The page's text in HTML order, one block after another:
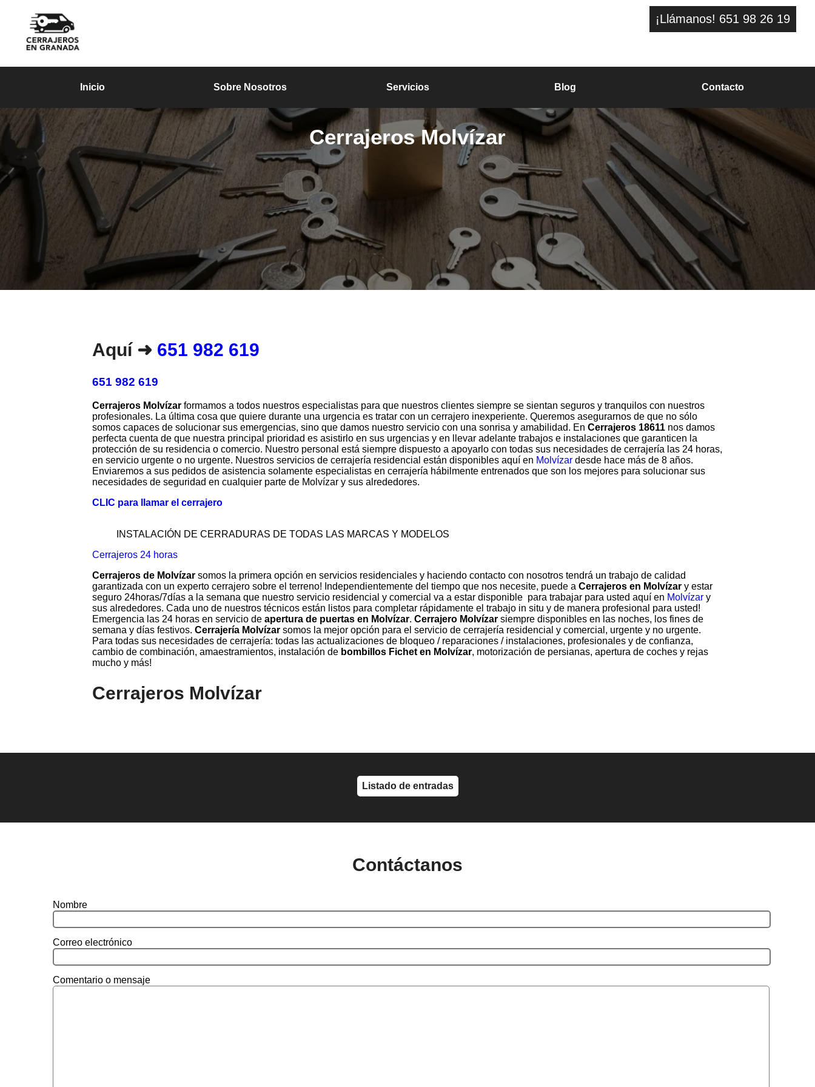
¡Llámanos! 651 98 26 19
Inicio Sobre Nosotros Servicios Blog Contacto
Cerrajeros Molvízar
Aquí ➜ 651 982 619
651 982 619
Cerrajeros Molvízar formamos a todos nuestros especialistas para que nuestros clientes siempre se sientan seguros y tranquilos con nuestros
profesionales. La última cosa que quiere durante una urgencia es tratar con un cerrajero inexperiente. Queremos asegurarnos de que no sólo
somos capaces de solucionar sus emergencias, sino que damos nuestro servicio con una sonrisa y amabilidad. En Cerrajeros 18611 nos damos
perfecta cuenta de que nuestra principal prioridad es asistirlo en sus urgencias y en llevar adelante trabajos e instalaciones que garanticen la
protección de su residencia o comercio. Nuestro personal está siempre dispuesto a apoyarlo con todas sus necesidades de cerrajería las 24 horas,
en servicio urgente o no urgente. Nuestros servicios de cerrajería residencial están disponibles aquí en Molvízar desde hace más de 8 años.
Enviaremos a sus pedidos de asistencia solamente especialistas en cerrajería hábilmente entrenados que son los mejores para solucionar sus
necesidades de seguridad en cualquier parte de Molvízar y sus alrededores.
CLIC para llamar el cerrajero
INSTALACIÓN DE CERRADURAS DE TODAS LAS MARCAS Y MODELOS
Cerrajeros 24 horas
Cerrajeros de Molvízar somos la primera opción en servicios residenciales y haciendo contacto con nosotros tendrá un trabajo de calidad
garantizada con un experto cerrajero sobre el terreno! Independientemente del tiempo que nos necesite, puede a Cerrajeros en Molvízar y estar
seguro 24horas/7días a la semana que nuestro servicio residencial y comercial va a estar disponible para trabajar para usted aquí en Molvízar y
sus alrededores. Cada uno de nuestros técnicos están listos para completar rápidamente el trabajo in situ y de manera profesional para usted!
Emergencia las 24 horas en servicio de apertura de puertas en Molvízar. Cerrajero Molvízar siempre disponibles en las noches, los fines de
semana y días festivos. Cerrajería Molvízar somos la mejor opción para el servicio de cerrajería residencial y comercial, urgente y no urgente.
Para todas sus necesidades de cerrajería: todas las actualizaciones de bloqueo / reparaciones / instalaciones, profesionales y de confianza,
cambio de combinación, amaestramientos, instalación de bombillos Fichet en Molvízar, motorización de persianas, apertura de coches y rejas
mucho y más!
Cerrajeros Molvízar
Listado de entradas
Contáctanos
Nombre
Correo electrónico
Comentario o mensaje